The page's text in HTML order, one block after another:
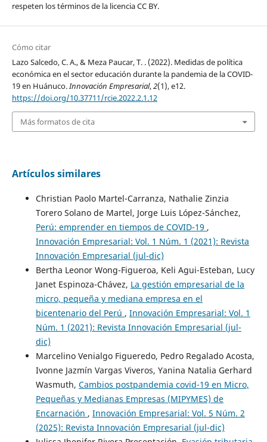
respeten los términos de la licencia CC BY.
Cómo citar
Lazo Salcedo, C. A., & Meza Paucar, T. . (2022). Medidas de política
económica en el sector educación durante la pandemia de la COVID-
19 en Huánuco. Innovación Empresarial,2(1), e12.
https://doi.org/10.37711/rcie.2022.2.1.12
Más formatos de cita
Artículos similares
Christian Paolo Martel-Carranza, Nathalie Zinzia
Torero Solano de Martel, Jorge Luis López-Sánchez,
Perú: emprender en tiempos de COVID-19 ,
Innovación Empresarial: Vol. 1 Núm. 1 (2021): Revista
Innovación Empresarial (jul-dic)
Bertha Leonor Wong-Figueroa, Keli Agui-Esteban, Lucy
Janet Espinoza-Chávez, La gestión empresarial de la
micro, pequeña y mediana empresa en el
bicentenario del Perú , Innovación Empresarial: Vol. 1
Núm. 1 (2021): Revista Innovación Empresarial (jul-
dic)
Marcelino Venialgo Figueredo, Pedro Regalado Acosta,
Ivonne Jazmín Vargas Viveros, Yanina Natalia Gerhard
Wasmuth, Cambios postpandemia covid-19 en Micro,
Pequeñas y Medianas Empresas (MIPYMES) de
Encarnación , Innovación Empresarial: Vol. 5 Núm. 2
(2025): Revista Innovación Empresarial (jul-dic)